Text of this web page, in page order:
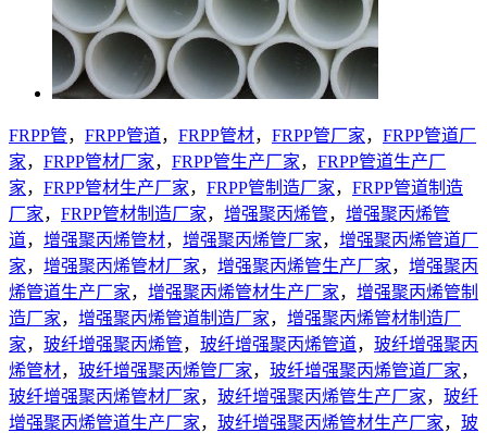
FRPP管， FRPP管道， FRPP管材， FRPP管厂家， FRPP管道厂
家， FRPP管材厂家， FRPP管生产厂家， FRPP管道生产厂
家， FRPP管材生产厂家， FRPP管制造厂家， FRPP管道制造
厂家， FRPP管材制造厂家， 增强聚丙烯管， 增强聚丙烯管
道， 增强聚丙烯管材， 增强聚丙烯管厂家， 增强聚丙烯管道厂
家， 增强聚丙烯管材厂家， 增强聚丙烯管生产厂家， 增强聚丙
烯管道生产厂家， 增强聚丙烯管材生产厂家， 增强聚丙烯管制
造厂家， 增强聚丙烯管道制造厂家， 增强聚丙烯管材制造厂
家， 玻纤增强聚丙烯管， 玻纤增强聚丙烯管道， 玻纤增强聚丙
烯管材， 玻纤增强聚丙烯管厂家， 玻纤增强聚丙烯管道厂家，
玻纤增强聚丙烯管材厂家， 玻纤增强聚丙烯管生产厂家， 玻纤
增强聚丙烯管道生产厂家， 玻纤增强聚丙烯管材生产厂家， 玻